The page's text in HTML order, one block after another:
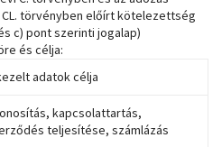
törvényben előírt kötelezettség
c) pont szerinti jogalap)
és célja:
adatok célja
kapcsolattartás,
teljesítése, számlázás